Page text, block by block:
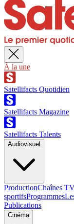
À la une
Satellifacts Quotidien
Satellifacts Magazine
Satellifacts Talents
Audiovisuel
ProductionChaînes
sportifsProgrammes
Publications
Cinéma